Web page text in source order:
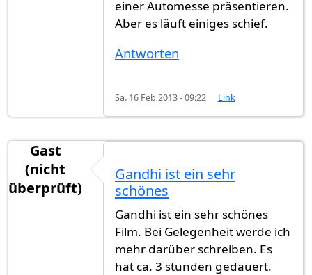
einer Automesse präsentieren.
Aber es läuft einiges schief.
Antworten
Sa. 16 Feb 2013 - 09:22 Link
Gast
(nicht
überprüft)
Gandhi ist ein sehr
schönes
Gandhi ist ein sehr schönes
Film. Bei Gelegenheit werde ich
mehr darüber schreiben. Es
hat ca. 3 stunden gedauert.